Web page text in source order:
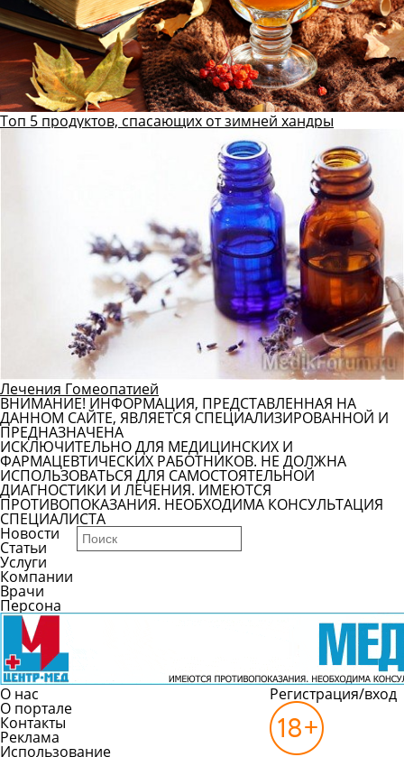
Топ 5 продуктов, спасающих от зимней хандры
Лечения Гомеопатией
ВНИМАНИЕ! ИНФОРМАЦИЯ, ПРЕДСТАВЛЕННАЯ НА
ДАННОМ САЙТЕ, ЯВЛЯЕТСЯ СПЕЦИАЛИЗИРОВАННОЙ И
ПРЕДНАЗНАЧЕНА
ИСКЛЮЧИТЕЛЬНО ДЛЯ МЕДИЦИНСКИХ И
ФАРМАЦЕВТИЧЕСКИХ РАБОТНИКОВ. НЕ ДОЛЖНА
ИСПОЛЬЗОВАТЬСЯ ДЛЯ САМОСТОЯТЕЛЬНОЙ
ДИАГНОСТИКИ И ЛЕЧЕНИЯ. ИМЕЮТСЯ
ПРОТИВОПОКАЗАНИЯ. НЕОБХОДИМА КОНСУЛЬТАЦИЯ
СПЕЦИАЛИСТА
Новости
Статьи
Услуги
Компании
Врачи
Персона
О нас
О портале
Контакты
Реклама
Использование
Регистрация/вход